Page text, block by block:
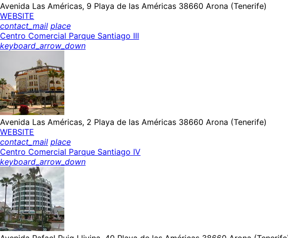
Avenida Las Américas, 9 Playa de las Américas 38660 Arona (Tenerife)
WEBSITE
contact_mail place
Centro Comercial Parque Santiago III
keyboard_arrow_down
Avenida Las Américas, 2 Playa de las Américas 38660 Arona (Tenerife)
WEBSITE
contact_mail place
Centro Comercial Parque Santiago IV
keyboard_arrow_down